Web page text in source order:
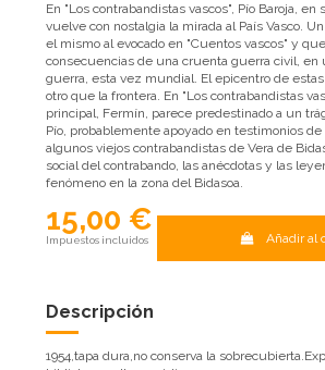
En "Los contrabandistas vascos", Pío Baroja, en
vuelve con nostalgia la mirada al País Vasco.
el mismo al evocado en "Cuentos vascos" y
consecuencias de una cruenta guerra civil, en
guerra, esta vez mundial. El epicentro de
otro que la frontera. En "Los contrabandistas
principal, Fermín, parece predestinado a un
Pío, probablemente apoyado en testimonios
algunos viejos contrabandistas de Vera de
social del contrabando, las anécdotas y las
fenómeno en la zona del Bidasoa.
15,00 €
Impuestos incluidos Añadir al
Descripción
1954,tapa dura,no conserva la